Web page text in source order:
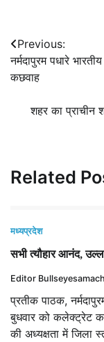
Post
navigation
Previous:
नर्मदापुरम पधारे
कछवाह
शहर का प्राचीन
Related
मध्यप्रदेश
सभी त्यौहार आनंद,
Editor
प्रतीक पाठक,
बुधवार को कलेक्ट्रेट
की अध्यक्षता में जिला